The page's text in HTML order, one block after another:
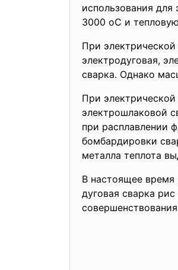
использования
3000 oС и
При
электродуговая,
сварка. Однако
При
электрошлаковой
при расплавлении
бомбардировки
металла теплота
В настоящее время
дуговая сварка